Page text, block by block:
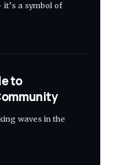
a symbol of
to
waves in the